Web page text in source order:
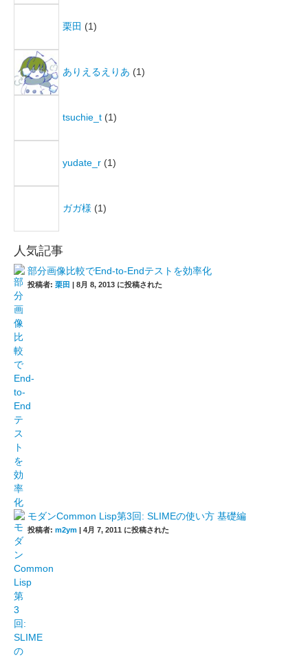
栗田 (1)
ありえるえりあ (1)
tsuchie_t (1)
yudate_r (1)
ガガ様 (1)
人気記事
部分画像比較でEnd-to-Endテストを効率化
投稿者: 栗田 | 8月 8, 2013 に投稿された
モダンCommon Lisp第3回: SLIMEの使い方 基礎編
投稿者: m2ym | 4月 7, 2011 に投稿された